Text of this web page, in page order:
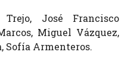
José Francisco
Miguel Vázquez,
Sofía Armenteros.